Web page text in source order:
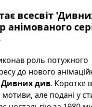
всесвіт
роль потужного
до нового
Дивних див. Коротке
але подані у